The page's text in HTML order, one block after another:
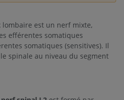
lombaire est un nerf mixte,
efférentes somatiques
somatiques (sensitives). Il
spinale au niveau du segment